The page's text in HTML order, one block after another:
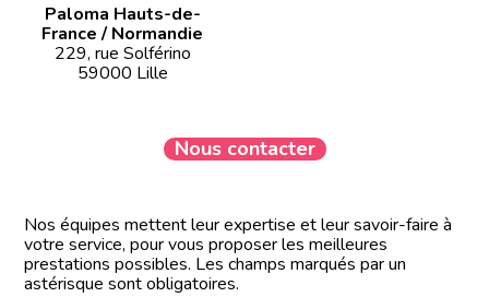
Paloma Hauts-de-
France / Normandie
229, rue Solférino
59000 Lille
Nous contacter
Nos équipes mettent leur expertise et leur savoir-faire à
votre service, pour vous proposer les meilleures
prestations possibles. Les champs marqués par un
astérisque sont obligatoires.